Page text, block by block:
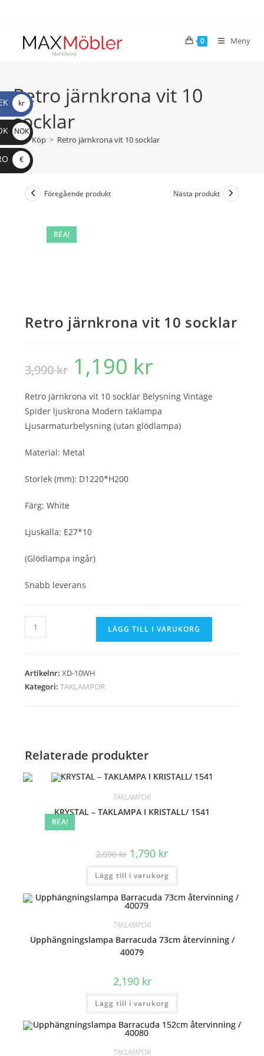
0 Meny
Retro järnkrona vit 10
socklar
> Köp > Retro järnkrona vit 10 socklar
REA!
Föregående produkt Nästa produkt
Retro järnkrona vit 10 socklar
3,990kr
Det
ursprungliga
priset
3,990 kr.
1,190 kr
1,190 kr.
Retro järnkrona vit 10 socklar Belysning Vintage
Spider ljuskrona Modern taklampa
Ljusarmaturbelysning (utan glödlampa)
Material: Metal
Storlek (mm): D1220*H200
Färg: White
Ljuskälla: E27*10
(Glödlampa ingår)
Snabb leverans
Retro
järnkrona
socklar
LÄGG TILL I VARUKORG
Artikelnr:XD-10WH
Kategori:TAKLAMPOR
Relaterade produkter
REA!
TAKLAMPOR
KRYSTAL – TAKLAMPA I KRISTALL/ 1541
2,090kr Det
ursprungliga
priset
var:
2,090 kr.
1,790 krDet
priset
är:
1,790 kr.
Lägg till i varukorg
TAKLAMPOR
Upphängningslampa Barracuda 73cm återvinning /
40079
2,190 kr
Lägg till i varukorg
TAKLAMPOR
kr
NOK
€